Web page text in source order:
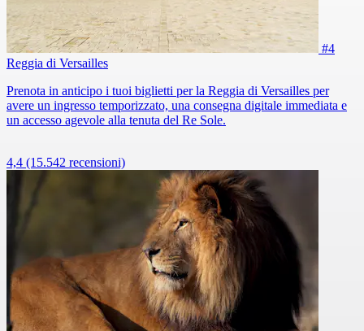
#4
Reggia di Versailles
Prenota in anticipo i tuoi biglietti per la Reggia di Versailles per
avere un ingresso temporizzato, una consegna digitale immediata e
un accesso agevole alla tenuta del Re Sole.
4,4 (15.542 recensioni)